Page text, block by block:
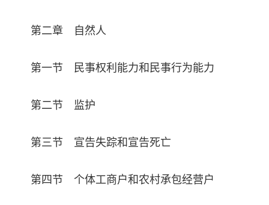
第二章 自然人
第一节 民事权利能力和民事行为能力
第二节 监护
第三节 宣告失踪和宣告死亡
第四节 个体工商户和农村承包经营户